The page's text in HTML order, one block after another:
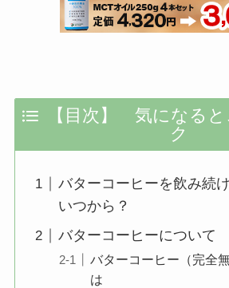
【目次】 気になる
ク
バターコーヒーを飲み続
いつから？
バターコーヒーについて
バターコーヒー（完全
は